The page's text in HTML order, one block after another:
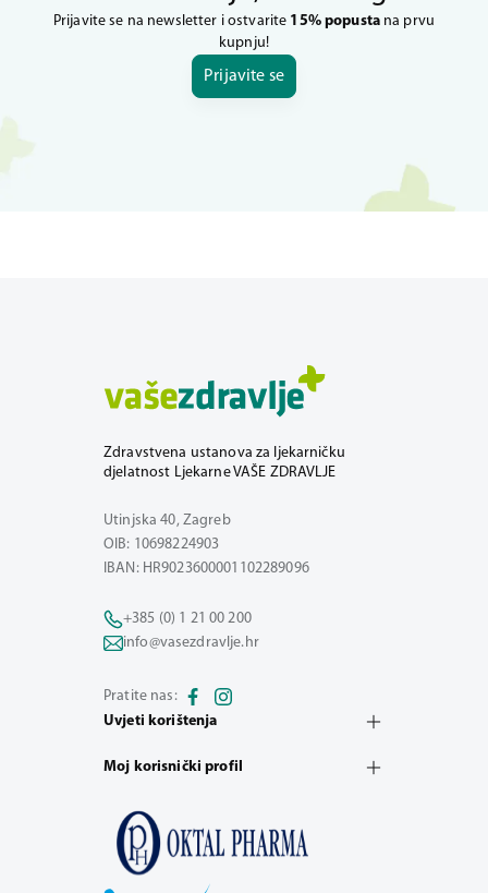
Prijavite se na newsletter i ostvarite 15% popustana prvu
kupnju!
Prijavite se
Zdravstvena ustanova za ljekarničku
djelatnost Ljekarne VAŠE ZDRAVLJE
Utinjska 40, Zagreb
OIB: 10698224903
IBAN: HR9023600001102289096
+385 (0) 1 21 00 200
info@vasezdravlje.hr
Pratite nas:
Uvjeti korištenja
Moj korisnički profil